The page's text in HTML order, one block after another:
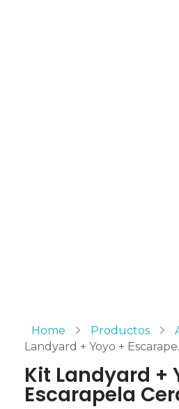
Home Productos
Landyard + Yoyo +
Kit Landyard +
Escarapela